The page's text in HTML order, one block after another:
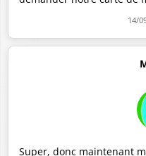
14/
Super, donc maintenant